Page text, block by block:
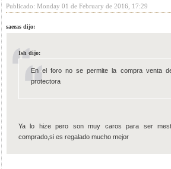
Publicado: Monday 01 de February de 2016, 17:29
saeeas dijo:
Ish dijo:
En el foro no se permite la compra venta
protectora
Ya lo hize pero son muy caros para ser
comprado,si es regalado mucho mejor